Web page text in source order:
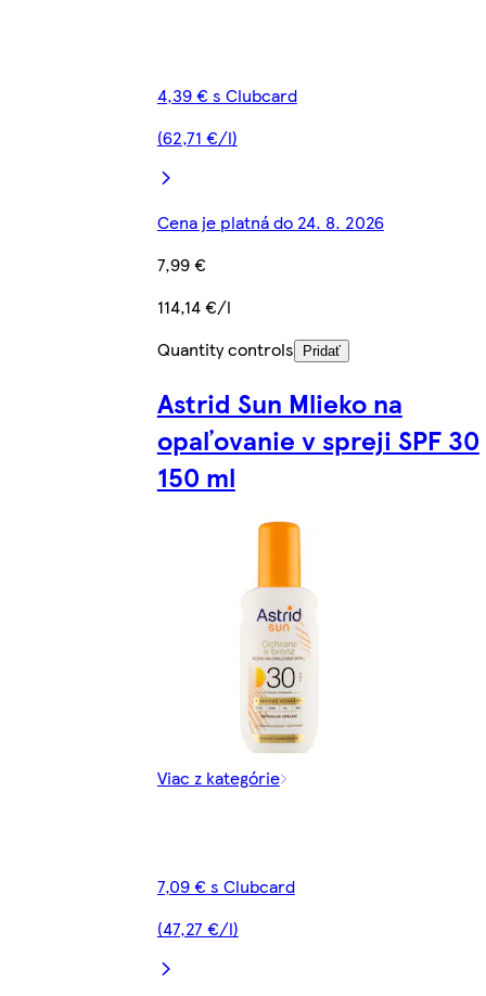
4,39 € s Clubcard
(62,71 €/l)
Cena je platná do 24. 8. 2026
7,99 €
114,14 €/l
Quantity controls
Pridať
Astrid Sun Mlieko na
opaľovanie v spreji SPF 30
150 ml
Viac z kategórie
7,09 € s Clubcard
(47,27 €/l)